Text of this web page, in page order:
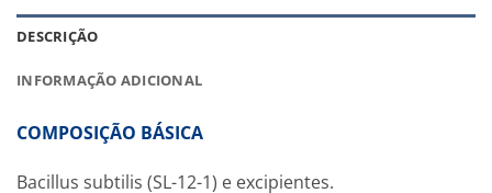
DESCRIÇÃO
INFORMAÇÃO ADICIONAL
COMPOSIÇÃO BÁSICA
Bacillus subtilis (SL-12-1) e excipientes.